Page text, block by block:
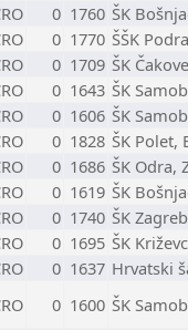
0 1760 ŠK
0 1770 ŠŠK
0 1709 ŠK
0 1643 ŠK
0 1606 ŠK
0 1828 ŠK Polet,
0 1686 ŠK Odra,
0 1619 ŠK
0 1740 ŠK
0 1695 ŠK
0 1637 Hrvatski
0 1600 ŠK